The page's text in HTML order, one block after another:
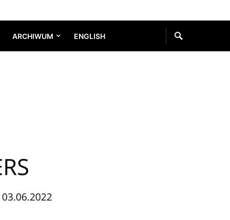
ARCHIWUM ENGLISH